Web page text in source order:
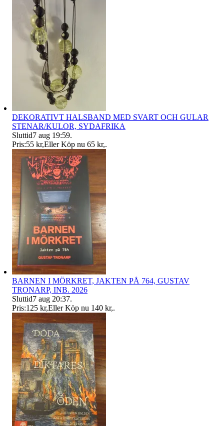
DEKORATIVT HALSBAND MED SVART OCH GULAR
STENAR/KULOR, SYDAFRIKA
Sluttid7 aug 19:59.
Pris:55 kr,Eller Köp nu 65 kr,.
BARNEN I MÖRKRET, JAKTEN PÅ 764, GUSTAV
TRONARP, INB. 2026
Sluttid7 aug 20:37.
Pris:125 kr,Eller Köp nu 140 kr,.